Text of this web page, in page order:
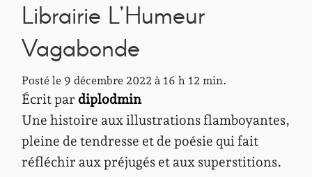
Librairie L’Humeur
Vagabonde
Posté le 9 décembre 2022 à 16 h 12 min.
Écrit par diplodmin
Une histoire aux illustrations flamboyantes,
pleine de tendresse et de poésie qui fait
réfléchir aux préjugés et aux superstitions.